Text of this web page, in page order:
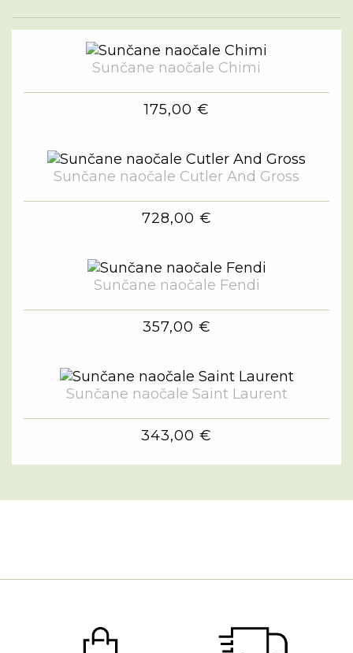
Sunčane naočale Chimi
175,00 €
Sunčane naočale Cutler And Gross
728,00 €
Sunčane naočale Fendi
357,00 €
Sunčane naočale Saint Laurent
343,00 €